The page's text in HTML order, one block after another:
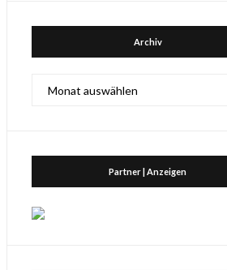
Archiv
Partner | Anzeigen